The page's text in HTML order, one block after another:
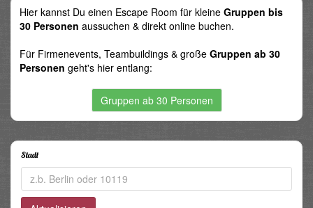
Hier kannst Du einen Escape Room für kleine Gruppen bis
30 Personen aussuchen & direkt online buchen.
Für Firmenevents, Teambuildings & große Gruppen ab 30
Personen geht's hier entlang:
Gruppen ab 30 Personen
Stadt